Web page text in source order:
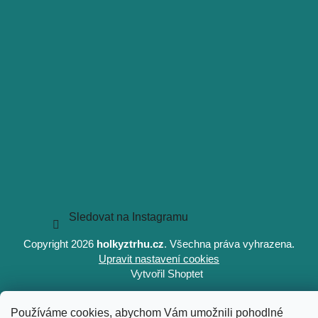
Používáme cookies, abychom Vám umožnili pohodlné
Sledovat na Instagramu
Vytvořil Shoptet
Copyright 2026 holkyztrhu.cz. Všechna práva vyhrazena.
Upravit nastavení cookies